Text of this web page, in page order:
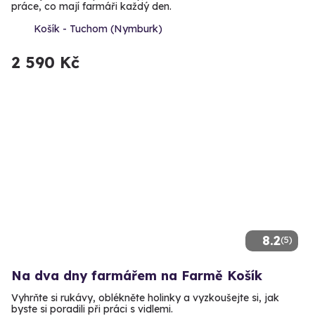
práce, co mají farmáři každý den.
Košík - Tuchom (Nymburk)
2 590 Kč
8.2(5)
Na dva dny farmářem na Farmě Košík
Vyhrňte si rukávy, oblékněte holinky a vyzkoušejte si, jak
byste si poradili při práci s vidlemi.